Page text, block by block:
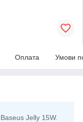
Оплата Умови
Jelly 15W.